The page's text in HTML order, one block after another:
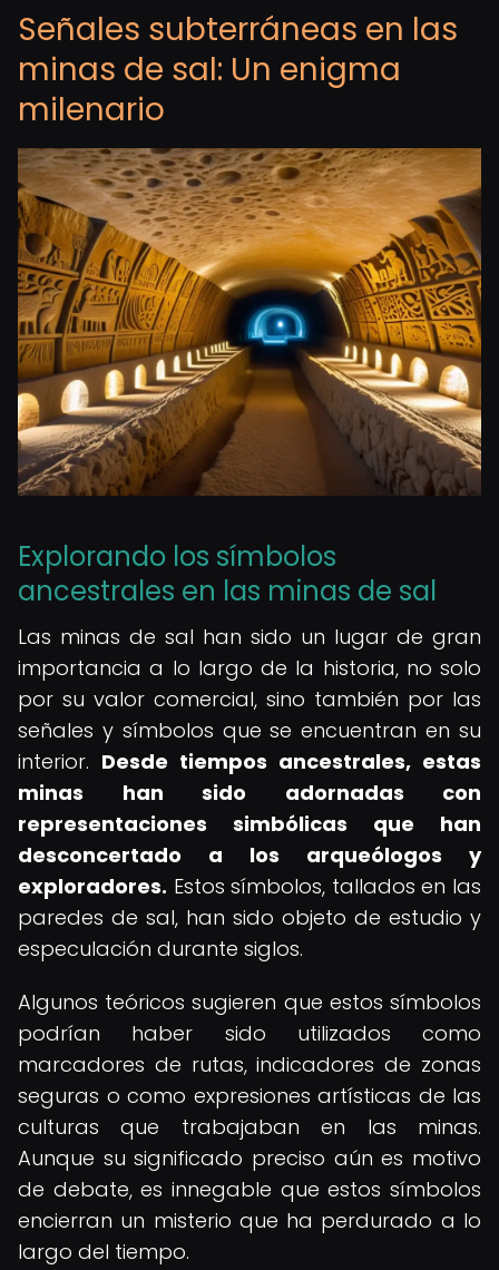
Señales subterráneas en las
minas de sal: Un enigma
milenario
Explorando los símbolos
ancestrales en las minas de sal
Las minas de sal han sido un lugar de gran
importancia a lo largo de la historia, no solo
por su valor comercial, sino también por las
señales y símbolos que se encuentran en su
interior. Desde tiempos ancestrales, estas
minas han sido adornadas con
representaciones simbólicas que han
desconcertado a los arqueólogos y
exploradores. Estos símbolos, tallados en las
paredes de sal, han sido objeto de estudio y
especulación durante siglos.
Algunos teóricos sugieren que estos símbolos
podrían haber sido utilizados como
marcadores de rutas, indicadores de zonas
seguras o como expresiones artísticas de las
culturas que trabajaban en las minas.
Aunque su significado preciso aún es motivo
de debate, es innegable que estos símbolos
encierran un misterio que ha perdurado a lo
largo del tiempo.